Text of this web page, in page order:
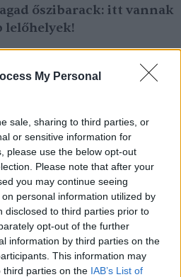
My Personal
sale, sharing to third parties, or
or sensitive information for
please use the below opt-out
Please note that after your
you may continue seeing
personal information utilized by
disclosed to third parties prior to
opt-out of the further
information by third parties on the
This information may
third parties on the IAB’s List of
őszibarack: itt vannak
lelőhelyek!
Európában